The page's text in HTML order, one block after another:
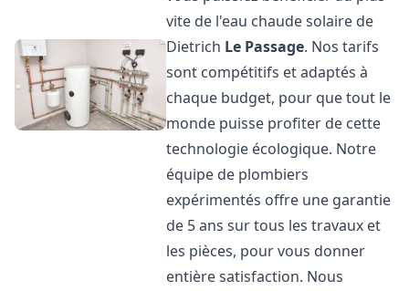
vite de l'eau chaude solaire de
Dietrich Le Passage. Nos tarifs
sont compétitifs et adaptés à
chaque budget, pour que tout le
monde puisse profiter de cette
technologie écologique. Notre
équipe de plombiers
expérimentés offre une garantie
de 5 ans sur tous les travaux et
les pièces, pour vous donner
entière satisfaction. Nous